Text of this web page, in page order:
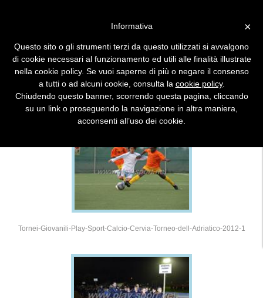
DETTAGLIO TORNEO FOTO
2012 - 10° TORNEO DELL'ADRIATICO
Tornei-Giovanili-Play-Sport-Calcio-Cervia-Torneo-dell-Adriatico-2012-1
×
Informativa
Questo sito o gli strumenti terzi da questo utilizzati si avvalgono
di cookie necessari al funzionamento ed utili alle finalità illustrate
nella cookie policy. Se vuoi saperne di più o negare il consenso
a tutti o ad alcuni cookie, consulta la cookie policy.
Chiudendo questo banner, scorrendo questa pagina, cliccando
su un link o proseguendo la navigazione in altra maniera,
acconsenti all’uso dei cookie.